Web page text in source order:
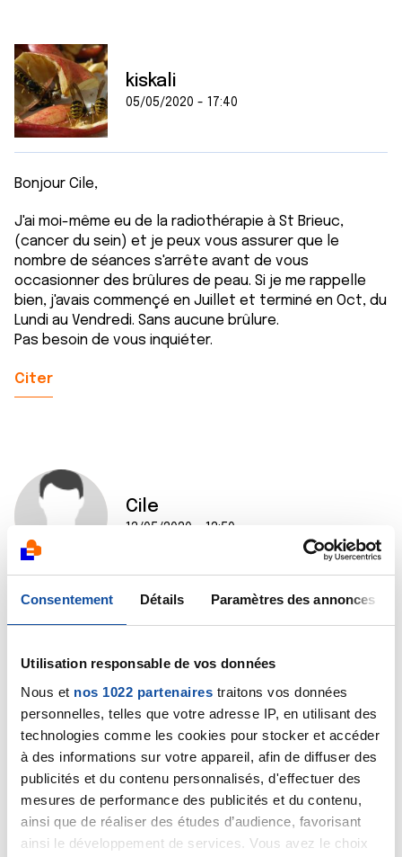
Consentement Détails Paramètres des annonces
Utilisation responsable de vos données
Nous et nos 1022 partenaires traitons vos données
personnelles, telles que votre adresse IP, en utilisant des
technologies comme les cookies pour stocker et accéder
à des informations sur votre appareil, afin de diffuser des
publicités et du contenu personnalisés, d'effectuer des
mesures de performance des publicités et du contenu,
ainsi que de réaliser des études d’audience, favorisant
ainsi le développement de services. Vous avez le choix
kiskali
05/05/2020 - 17:40
Bonjour Cile,
J'ai moi-même eu de la radiothérapie à St Brieuc,
(cancer du sein) et je peux vous assurer que le
nombre de séances s'arrête avant de vous
occasionner des brûlures de peau. Si je me rappelle
bien, j'avais commençé en Juillet et terminé en Oct, du
Lundi au Vendredi. Sans aucune brûlure.
Pas besoin de vous inquiéter.
Citer
Cile
13/05/2020 - 12:50
merci pour vos encouragements.je ne demande qu'à
vous croire mais j'ai une peau si fine et fragile..merci
Citer
Sonia56
11/06/2020 - 16:38